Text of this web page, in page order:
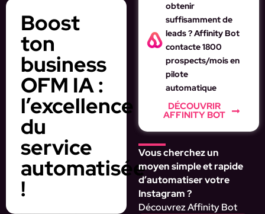
Boost
ton
business
OFM IA :
l’excellence
du
service
automatisée
!
obtenir
suffisamment de
leads ? Affinity Bot
contacte 1800
prospects/mois en
pilote
automatique
DÉCOUVRIR
AFFINITY BOT
Vous cherchez un
moyen simple et rapide
d’automatiser votre
Instagram ?
Découvrez Affinity Bot